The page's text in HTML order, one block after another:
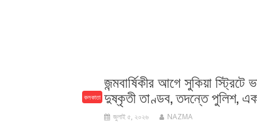
কলকাতা
জন্মবার্ষিকীর আগে সুকিয়া স্ট্রিটে
দুষ্কৃতী তাণ্ডব, তদন্তে পুলিশ,
জুলাই ৫, ২০২৬ NAZMA